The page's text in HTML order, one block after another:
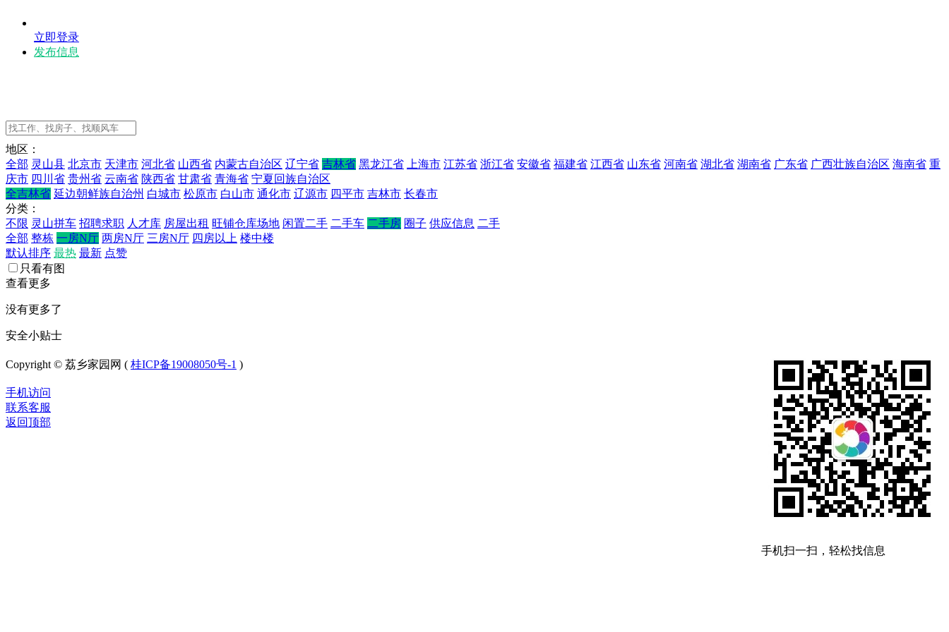
立即登录
发布信息
地区：
全部 灵山县 北京市 天津市 河北省 山西省 内蒙古自治区 辽宁省 吉林省 黑龙江省 上海市 江苏省 浙江省 安徽省 福建省 江西省 山东省 河南省 湖北省 湖南省 广东省 广西壮族自治区 海南省 重
庆市 四川省 贵州省 云南省 陕西省 甘肃省 青海省 宁夏回族自治区
全吉林省 延边朝鲜族自治州 白城市 松原市 白山市 通化市 辽源市 四平市 吉林市 长春市
分类：
不限 灵山拼车 招聘求职 人才库 房屋出租 旺铺仓库场地 闲置二手 二手车 二手房 圈子 供应信息 二手
全部 整栋 一房N厅 两房N厅 三房N厅 四房以上 楼中楼
默认排序 最热 最新 点赞
只看有图
查看更多
没有更多了
安全小贴士
手机扫一扫，轻松找信息
Copyright © 荔乡家园网 ( 桂ICP备19008050号-1 )
手机访问
联系客服
返回顶部